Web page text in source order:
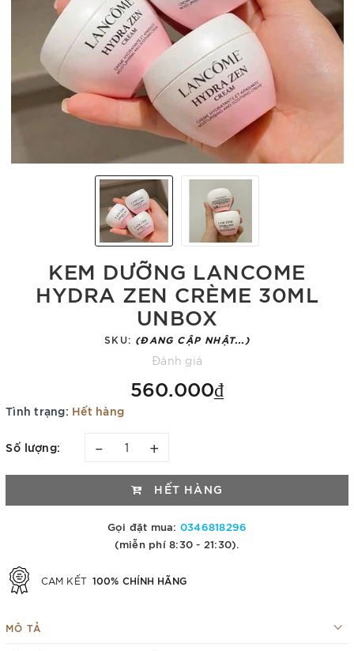
KEM DƯỠNG LANCOME
HYDRA ZEN CRÈME 30ML
UNBOX
SKU: (ĐANG CẬP NHẬT...)
Đánh giá
560.000₫
Tình trạng: Hết hàng
Số lượng: – +
HẾT HÀNG
Gọi đặt mua: 0346818296
(miễn phí 8:30 - 21:30).
CAM KẾT 100% CHÍNH HÃNG
MÔ TẢ